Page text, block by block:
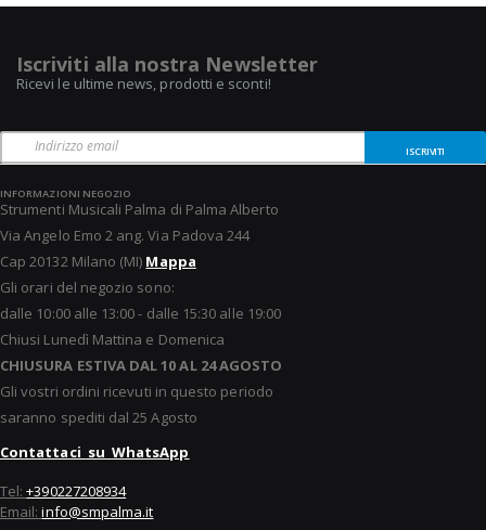
Iscriviti alla nostra Newsletter
Ricevi le ultime news, prodotti e sconti!
ISCRIVITI
INFORMAZIONI NEGOZIO
Strumenti Musicali Palma di Palma Alberto
Via Angelo Emo 2 ang. Via Padova 244
Cap 20132 Milano (MI) Mappa
Gli orari del negozio sono:
dalle 10:00 alle 13:00 - dalle 15:30 alle 19:00
Chiusi Lunedì Mattina e Domenica
CHIUSURA ESTIVA DAL 10 AL 24 AGOSTO
Gli vostri ordini ricevuti in questo periodo
saranno spediti dal 25 Agosto
Contattaci su WhatsApp
Tel:+390227208934
Email:info@smpalma.it